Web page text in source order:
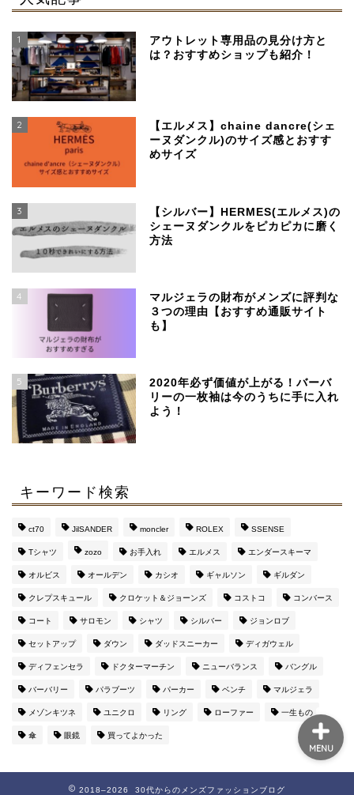
1
アウトレット専用品の見分け方と
は？おすすめショップも紹介！
2
【エルメス】chaine dancre(シェ
ーヌダンクル)のサイズ感とおすす
めサイズ
3
【シルバー】HERMES(エルメス)の
シェーヌダンクルをピカピカに磨く
方法
4
マルジェラの財布がメンズに評判な
３つの理由【おすすめ通販サイト
も】
5
2020年必ず価値が上がる！バーバ
リーの一枚袖は今のうちに手に入れ
よう！
キーワード検索
ct70 JilSANDER moncler ROLEX SSENSE
Tシャツ zozo お手入れ エルメス エンダースキーマ
オルビス オールデン カシオ ギャルソン ギルダン
クレプスキュール クロケット＆ジョーンズ コストコ コンバース
コート サロモン シャツ シルバー ジョンロブ
セットアップ ダウン ダッドスニーカー ディガウェル
ディフェンセラ ドクターマーチン ニューバランス バングル
バーバリー パラブーツ パーカー ベンチ マルジェラ
メゾンキツネ ユニクロ リング ローファー 一生もの
傘 眼鏡 買ってよかった
2018–2026 30代からのメンズファッションブログ
MENU
めブランド
【マルジェラ】足袋ブー
ツのサイズ感と定価より
マルジェラの財布がメン
ズに評判な３つの理由
【おすすめ通販サイト
も】
このブログを運営してい
んな興味持って
ね・・・）